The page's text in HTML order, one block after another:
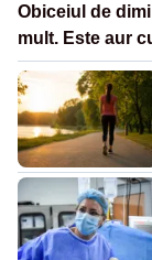
Obiceiul de
mult. Este aur